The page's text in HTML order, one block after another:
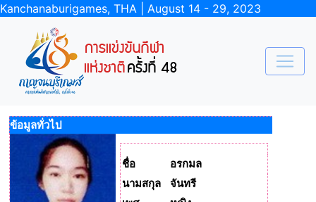
Kanchanaburigames, THA | August 14 - 29, 2023
ข้อมูลทั่วไป
ชื่อ
อรกมล
นามสกุล
จันทรี